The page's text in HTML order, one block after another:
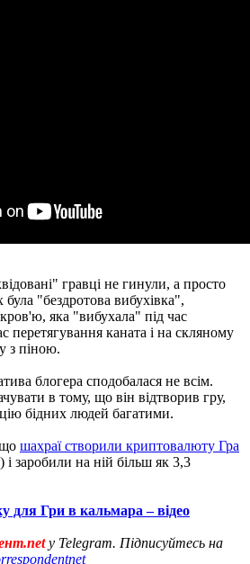
гравці не гинули, а просто
"бездротова вибухівка",
яка "вибухала" під час
перетягування каната і на скляному
з піною.
блогера сподобалася не всім.
в тому, що він відтворив гру,
бідних людей багатими.
шахраї створили криптовалюту Гра
і заробили на ній більш як 3,3
для Гри в кальмара – відео
у Telegram. Підписуйтесь на